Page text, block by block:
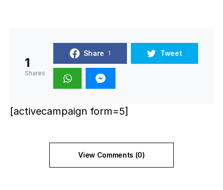
1
Shares
Share 1 Tweet
[activecampaign form=5]
View Comments (0)